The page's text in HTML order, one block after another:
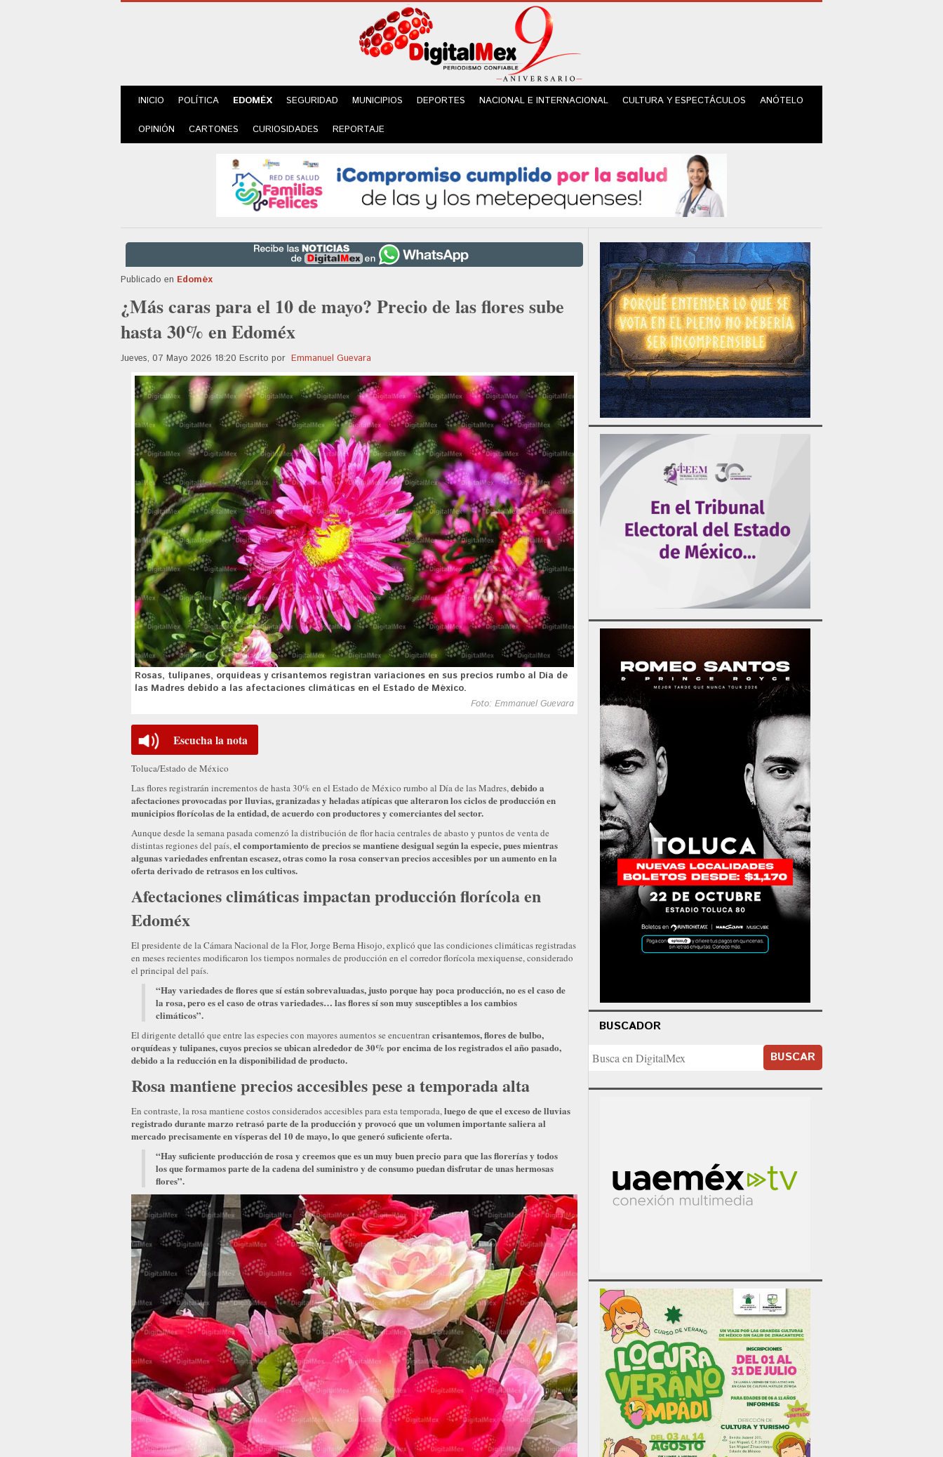
INICIO POLÍTICA EDOMÉX SEGURIDAD MUNICIPIOS DEPORTES NACIONAL E INTERNACIONAL CULTURA Y ESPECTÁCULOS ANÓTELO
OPINIÓN CARTONES CURIOSIDADES REPORTAJE
Publicado en Edoméx
¿Más caras para el 10 de mayo? Precio de las flores sube
hasta 30% en Edoméx
Jueves, 07 Mayo 2026 18:20 Escrito por Emmanuel Guevara
Rosas, tulipanes, orquídeas y crisantemos registran variaciones en sus precios rumbo al Día de
las Madres debido a las afectaciones climáticas en el Estado de México.
Foto: Emmanuel Guevara
Escucha la nota
Toluca/Estado de México
Las flores registrarán incrementos de hasta 30% en el Estado de México rumbo al Día de las Madres,debido a
afectaciones provocadas por lluvias, granizadas y heladas atípicas que alteraron los ciclos de producción en
municipios florícolas de la entidad, de acuerdo con productores y comerciantes del sector.
Aunque desde la semana pasada comenzó la distribución de flor hacia centrales de abasto y puntos de venta de
distintas regiones del país,el comportamiento de precios se mantiene desigual según la especie, pues mientras
algunas variedades enfrentan escasez, otras como la rosa conservan precios accesibles por un aumento en la
oferta derivado de retrasos en los cultivos.
Afectaciones climáticas impactan producción florícola en
Edoméx
El presidente de la Cámara Nacional de la Flor, Jorge Berna Hisojo, explicó que las condiciones climáticas registradas
en meses recientes modificaron los tiempos normales de producción en el corredor florícola mexiquense, considerado
el principal del país.
“Hay variedades de flores que sí están sobrevaluadas, justo porque hay poca producción, no es el caso de
la rosa, pero es el caso de otras variedades… las flores sí son muy susceptibles a los cambios
climáticos”.
El dirigente detalló que entre las especies con mayores aumentos se encuentran crisantemos, flores de bulbo,
orquídeas y tulipanes, cuyos precios se ubican alrededor de 30% por encima de los registrados el año pasado,
debido a la reducción en la disponibilidad de producto.
Rosa mantiene precios accesibles pese a temporada alta
En contraste, la rosa mantiene costos considerados accesibles para esta temporada,luego de que el exceso de lluvias
registrado durante marzo retrasó parte de la producción y provocó que un volumen importante saliera al
mercado precisamente en vísperas del 10 de mayo, lo que generó suficiente oferta.
“Hay suficiente producción de rosa y creemos que es un muy buen precio para que las florerías y todos
los que formamos parte de la cadena del suministro y de consumo puedan disfrutar de unas hermosas
flores”.
BUSCADOR
BUSCAR